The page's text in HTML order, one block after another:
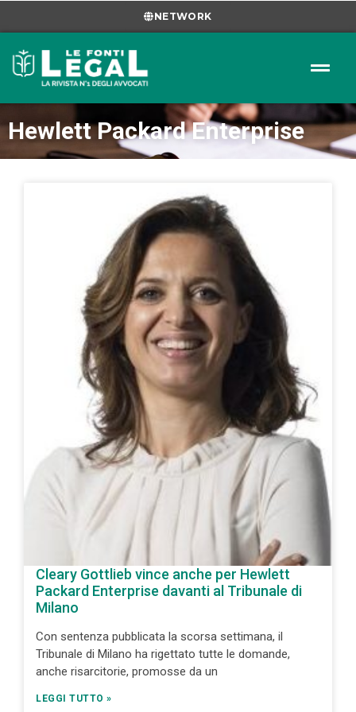
NETWORK
Hewlett Packard Enterprise
Cleary Gottlieb vince anche per Hewlett
Packard Enterprise davanti al Tribunale di
Milano
Con sentenza pubblicata la scorsa settimana, il
Tribunale di Milano ha rigettato tutte le domande,
anche risarcitorie, promosse da un
LEGGI TUTTO »